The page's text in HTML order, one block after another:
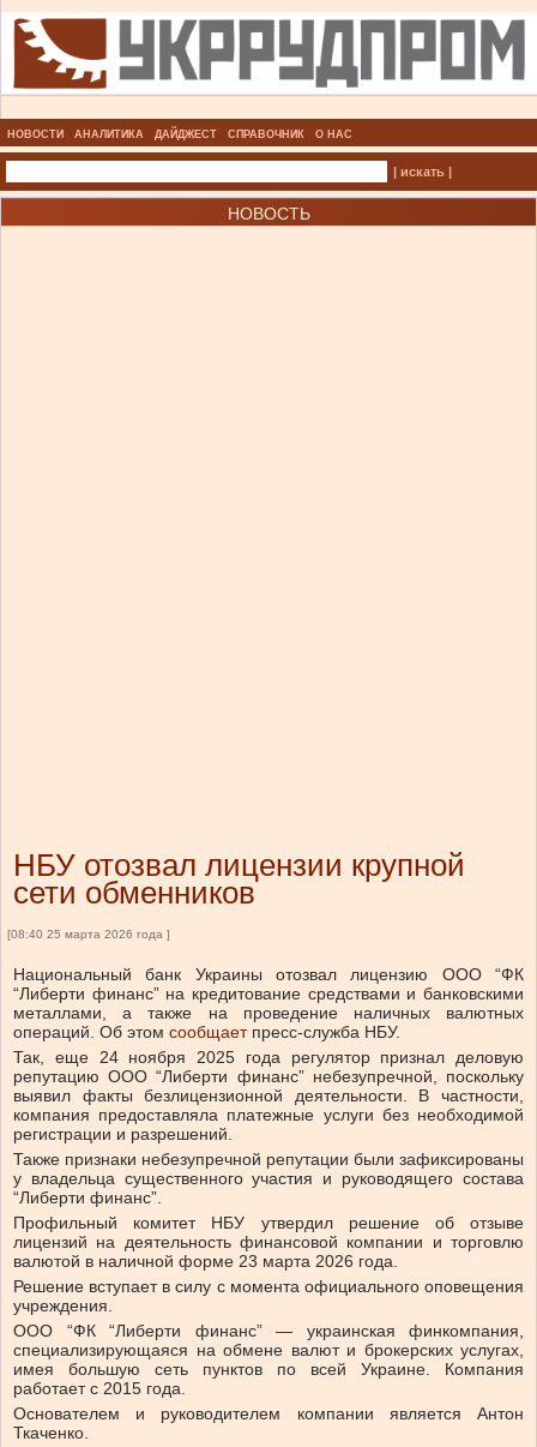
НОВОСТИ АНАЛИТИКА ДАЙДЖЕСТ СПРАВОЧНИК О НАС
| искать |
НОВОСТЬ
НБУ отозвал лицензии крупной
сети обменников
[08:40 25 марта 2026 года ]
Национальный банк Украины отозвал лицензию ООО “ФК
“Либерти финанс” на кредитование средствами и банковскими
металлами, а также на проведение наличных валютных
операций. Об этом сообщает пресс-служба НБУ.
Так, еще 24 ноября 2025 года регулятор признал деловую
репутацию ООО “Либерти финанс” небезупречной, поскольку
выявил факты безлицензионной деятельности. В частности,
компания предоставляла платежные услуги без необходимой
регистрации и разрешений.
Также признаки небезупречной репутации были зафиксированы
у владельца существенного участия и руководящего состава
“Либерти финанс”.
Профильный комитет НБУ утвердил решение об отзыве
лицензий на деятельность финансовой компании и торговлю
валютой в наличной форме 23 марта 2026 года.
Решение вступает в силу с момента официального оповещения
учреждения.
ООО “ФК “Либерти финанс” — украинская финкомпания,
специализирующаяся на обмене валют и брокерских услугах,
имея большую сеть пунктов по всей Украине. Компания
работает с 2015 года.
Основателем и руководителем компании является Антон
Ткаченко.